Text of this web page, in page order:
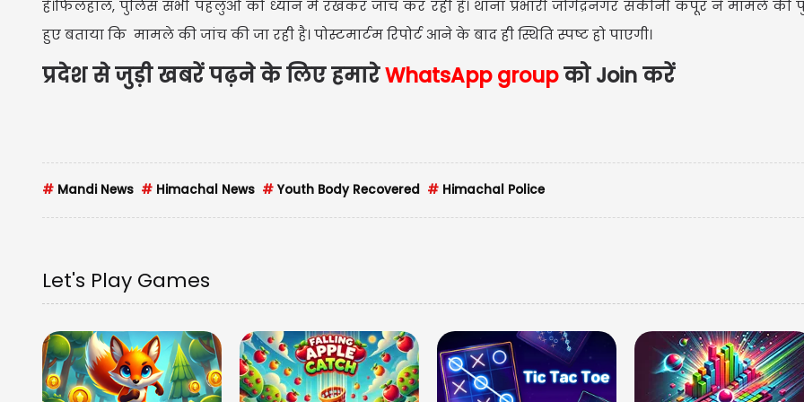
है।फिलहाल, पुलिस सभी पहलुओं को ध्यान में रखकर जांच कर रही है। थाना प्रभारी जोगेंद्रनगर सकीनी कपूर ने मामले की
हुए बताया कि मामले की जांच की जा रही है। पोस्टमार्टम रिपोर्ट आने के बाद ही स्थिति स्पष्ट हो पाएगी।
प्रदेश से जुड़ी खबरें पढ़ने के लिए हमारेWhatsApp groupको Join करें
# Mandi News # Himachal News # Youth Body Recovered # Himachal Police
Let's Play Games